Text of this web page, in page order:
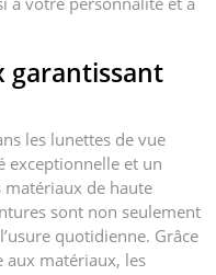
garantissant
les lunettes de vue
exceptionnelle et un
de haute
sont non seulement
quotidienne. Grâce
matériaux, les